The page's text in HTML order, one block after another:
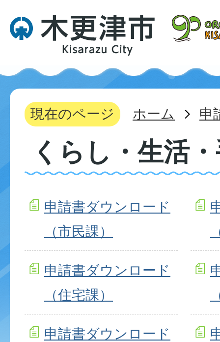
現在のページ ホーム 申
くらし・生活
申請書ダウンロード
（市民課）
申請書ダウンロード
（住宅課）
申請書ダウンロード